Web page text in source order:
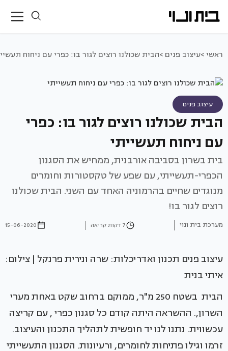
ראשי >עיצוב פנים >הבית שכולנו רוצים לגור בו: כפרי עם ניחוח
עיצוב פנים
הבית שכולנו רוצים לגור בו: כפרי
עם ניחוח תעשייתי
בית בשרון בסביבה אורבנית, ממחיש את הסגנון
הכפרי-תעשייתי, עם שפע של טקסטורות וחומרים
מנוגדים שחיים בהרמוניה האחד עם השני. הבית שכולנו
רוצים לגור בו!
מערכת בית ונוי 7 דקות קריאה 15-06-2020
עיצוב פנים תכנון ואדריכלות: שרה ונירית פרנקל | צילום:
איתי בנית
הבית בשטח 250 מ"ר, ממוקם ברחוב שקט באחת מערי
השרון,. ההשראה היתה קודם כל סגנון כפרי , עם קריצה
עכשווית. נתנו לנו יד חופשית לתהליך התכנון והעיצוב.
זרמו וגילו פתיחות לחומרים, ורעיונות. הסגנון התעשייתי